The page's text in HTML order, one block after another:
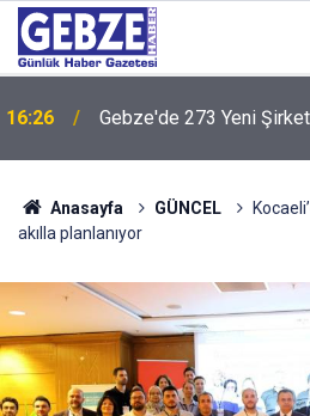
16:24 “Tarihi Okul Kaderine
Anasayfa GÜNCEL
akılla planlanıyor